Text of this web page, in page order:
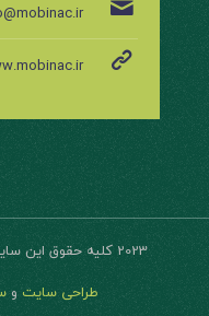
2023 کلیه حقوق
طراحی سایتو